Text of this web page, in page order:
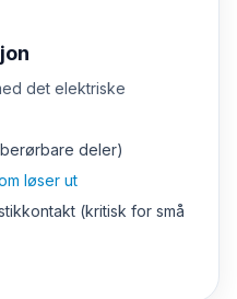
det elektriske
deler)
løser ut
(kritisk for små